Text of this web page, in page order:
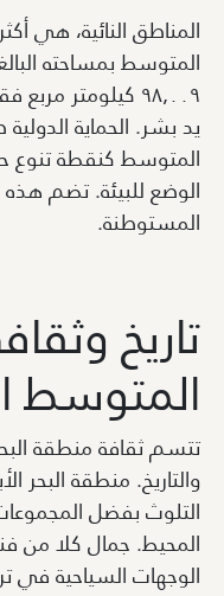
المناطق النائية، هي
٩٨٫٠٠٩ كيلومتر
يد بشر. الحماية
المتوسط كنقطة تنوع
المستوطنة.
تاريخ
المتوسط
تتسم ثقافة منطقة
والتاريخ. منطقة
التلوث بفضل
المحيط. جمال كلا من
الوجهات السياحية في